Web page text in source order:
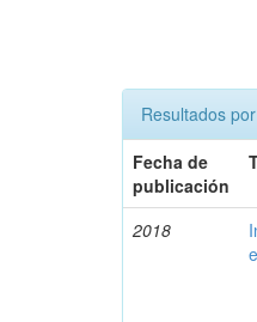
Resultados
Fecha de
publicación
2018